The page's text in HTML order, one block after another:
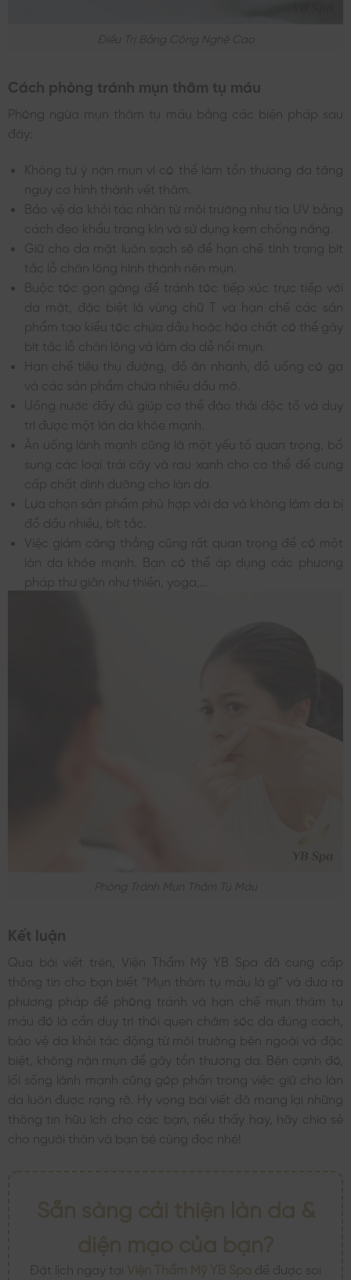
Điều Trị Bằng Công Nghệ Cao
Cách phòng tránh mụn thâm tụ máu
Phòng ngừa mụn thâm tụ máu bằng các biện pháp sau
đây:
Không tự ý nặn mụn vì có thể làm tổn thương da tăng
nguy cơ hình thành vết thâm.
Bảo vệ da khỏi tác nhân từ môi trường như tia UV bằng
cách đeo khẩu trang kín và sử dụng kem chống nắng.
Giữ cho da mặt luôn sạch sẽ để hạn chế tình trạng bít
tắc lỗ chân lông hình thành nên mụn.
Buộc tóc gọn gàng để tránh tóc tiếp xúc trực tiếp với
da mặt, đặc biệt là vùng chữ T và hạn chế các sản
phẩm tạo kiểu tóc chứa dầu hoặc hóa chất có thể gây
bít tắc lỗ chân lông và làm da dễ nổi mụn.
Hạn chế tiêu thụ đường, đồ ăn nhanh, đồ uống có ga
và các sản phẩm chứa nhiều dầu mỡ.
Uống nước đầy đủ giúp cơ thể đào thải độc tố và duy
trì được một làn da khỏe mạnh.
Ăn uống lành mạnh cũng là một yếu tố quan trọng, bổ
sung các loại trái cây và rau xanh cho cơ thể để cung
cấp chất dinh dưỡng cho làn da.
Lựa chọn sản phẩm phù hợp với da và không làm da bị
đổ dầu nhiều, bít tắc.
Việc giảm căng thẳng cũng rất quan trọng để có một
làn da khỏe mạnh. Bạn có thể áp dụng các phương
pháp thư giãn như thiền, yoga,…
Phòng Tránh Mụn Thâm Tụ Máu
Kết luận
Qua bài viết trên, Viện Thẩm Mỹ YB Spa đã cung cấp
thông tin cho bạn biết “Mụn thâm tụ máu là gì” và đưa ra
phương pháp để phòng tránh và hạn chế mụn thâm tụ
máu đó là cần duy trì thói quen chăm sóc da đúng cách,
bảo vệ da khỏi tác động từ môi trường bên ngoài và đặc
biệt, không nặn mụn để gây tổn thương da. Bên cạnh đó,
lối sống lành mạnh cũng góp phần trong việc giữ cho làn
da luôn được rạng rỡ. Hy vọng bài viết đã mang lại những
thông tin hữu ích cho các bạn, nếu thấy hay, hãy chia sẻ
cho người thân và bạn bè cùng đọc nhé!
Đặt lịch ngay tại để được soi